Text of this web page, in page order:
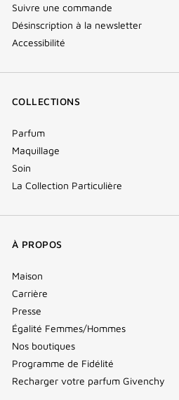
Suivre une commande
Désinscription à la newsletter
Accessibilité
COLLECTIONS
Parfum
Maquillage
Soin
La Collection Particulière
À PROPOS
Maison
Carrière
Presse
Égalité Femmes/Hommes
Nos boutiques
Programme de Fidélité
Recharger votre parfum Givenchy